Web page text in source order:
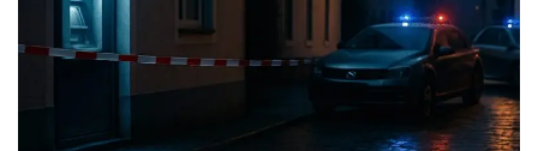
Bob Jansen nov 23, 2025